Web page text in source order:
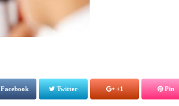
Facebook Twitter +1 Pin